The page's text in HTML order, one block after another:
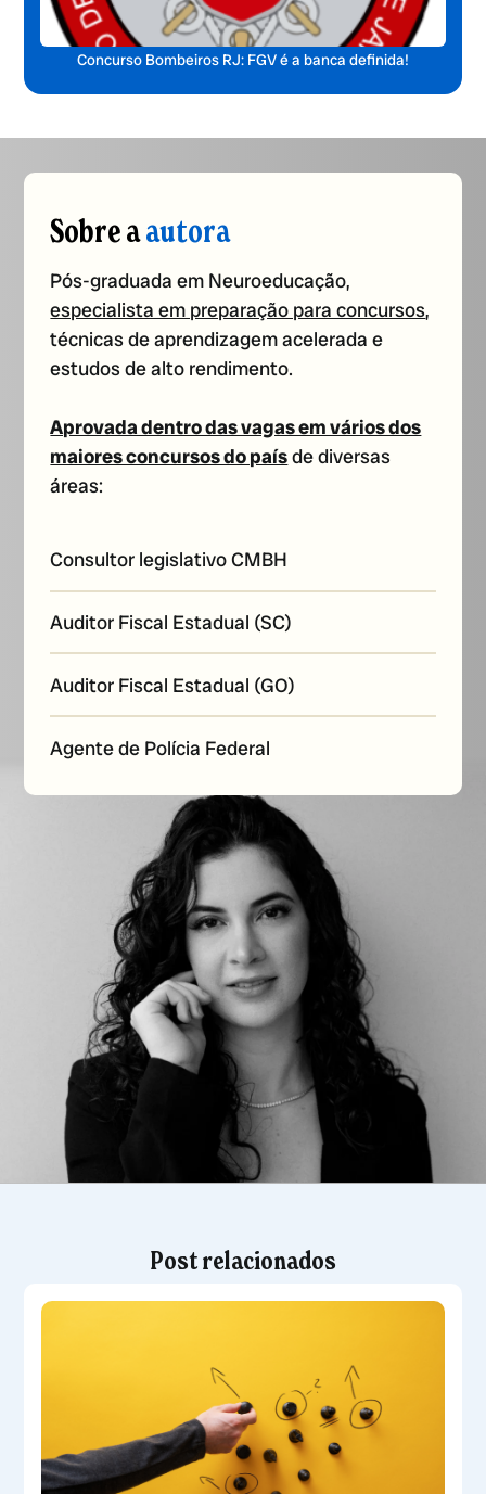
Concurso Bombeiros RJ: FGV é a banca definida!
Sobre aautora
Pós-graduada em Neuroeducação,
especialista em preparação para concursos,
técnicas de aprendizagem acelerada e
estudos de alto rendimento.
Aprovada dentro das vagas em vários dos
maiores concursos do paísde diversas
áreas:
Consultor legislativo CMBH
Auditor Fiscal Estadual (SC)
Auditor Fiscal Estadual (GO)
Agente de Polícia Federal
Post relacionados